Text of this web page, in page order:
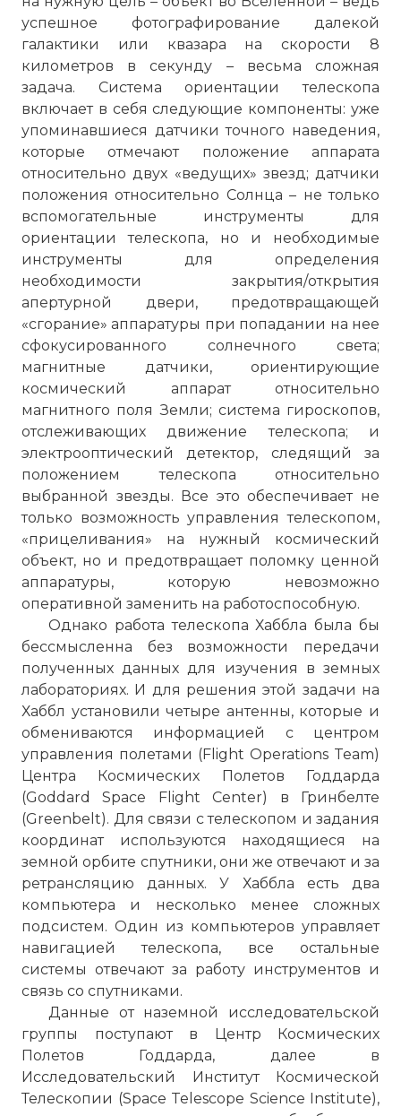
успешное фотографирование далекой
галактики или квазара на скорости 8
километров в секунду – весьма сложная
задача. Система ориентации телескопа
включает в себя следующие компоненты: уже
упоминавшиеся датчики точного наведения,
которые отмечают положение аппарата
относительно двух «ведущих» звезд; датчики
положения относительно Солнца – не только
вспомогательные инструменты для
ориентации телескопа, но и необходимые
инструменты для определения
необходимости закрытия/открытия
апертурной двери, предотвращающей
«сгорание» аппаратуры при попадании на нее
сфокусированного солнечного света;
магнитные датчики, ориентирующие
космический аппарат относительно
магнитного поля Земли; система гироскопов,
отслеживающих движение телескопа; и
электрооптический детектор, следящий за
положением телескопа относительно
выбранной звезды. Все это обеспечивает не
только возможность управления телескопом,
«прицеливания» на нужный космический
объект, но и предотвращает поломку ценной
аппаратуры, которую невозможно
оперативной заменить на работоспособную.
Однако работа телескопа Хаббла была бы
бессмысленна без возможности передачи
полученных данных для изучения в земных
лабораториях. И для решения этой задачи на
Хаббл установили четыре антенны, которые и
обмениваются информацией с центром
управления полетами (Flight Operations Team)
Центра Космических Полетов Годдарда
(Goddard Space Flight Center) в Гринбелте
(Greenbelt). Для связи с телескопом и задания
координат используются находящиеся на
земной орбите спутники, они же отвечают и за
ретрансляцию данных. У Хаббла есть два
компьютера и несколько менее сложных
подсистем. Один из компьютеров управляет
навигацией телескопа, все остальные
системы отвечают за работу инструментов и
связь со спутниками.
Данные от наземной исследовательской
группы поступают в Центр Космических
Полетов Годдарда, далее в
Исследовательский Институт Космической
Телескопии (Space Telescope Science Institute),